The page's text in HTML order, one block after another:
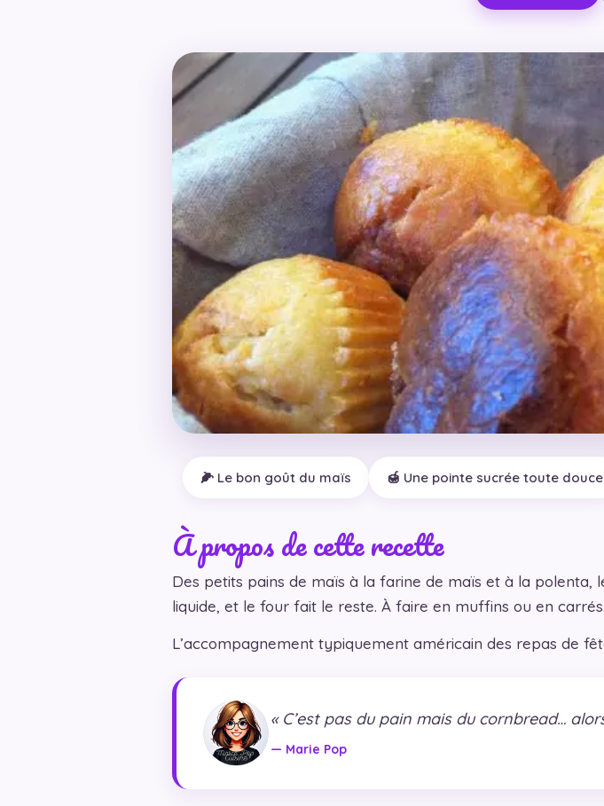
🌽 Le bon goût du maïs 🍯 Une pointe sucrée toute douce
À propos de cette recette
Des petits pains de maïs à la farine de maïs et à la
liquide, et le four fait le reste. À faire en muffins ou en carrés.
L’accompagnement typiquement américain des repas de
« C’est pas du pain mais du cornbread…
— Marie Pop